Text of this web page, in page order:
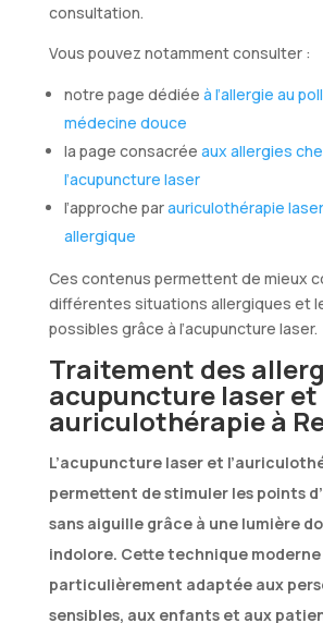
consultation.
Vous pouvez notamment consulter :
notre page dédiée à l’allergie au
médecine douce
la page consacrée aux allergies
l’acupuncture laser
l’approche parauriculothérapie
allergique
Ces contenus permettent de mieux
différentes situations allergiques et
possibles grâce à l’acupuncture laser.
Traitement des
acupuncture laser et
auriculothérapie à
L’acupuncture laser et
permettent de stimuler les points
sans aiguille grâce à une lumière
indolore. Cette technique
particulièrement adaptée aux
sensibles, aux enfants et aux